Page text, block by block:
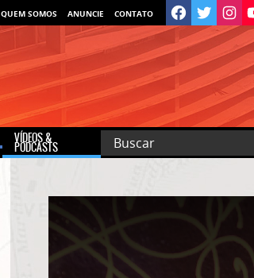
QUEM SOMOS ANUNCIE CONTATO
VÍDEOS &
PODCASTS